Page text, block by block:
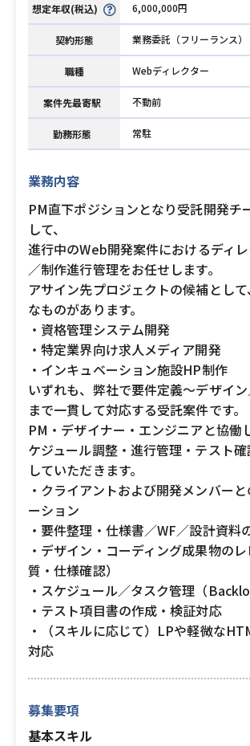
想定年収(税込) 6,000,000円
契約形態 業務委託（フリーランス）
職種 Webディレクター
案件先最寄駅 不動前
勤務形態 常駐
業務内容
PM直下ポジションとなり受託開発チ
して、
進行中のWeb開発案件におけるディ
／制作進行管理をお任せします。
アサイン先プロジェクトの候補とし
なものがあります。
・資格管理システム開発
・特定業界向け求人メディア開発
・インキュベーション施設HP制作
いずれも、弊社で要件定義～デザイ
まで一貫して対応する受託案件です。
PM・デザイナー・エンジニアと協働
ケジュール調整・進行管理・テスト
していただきます。
・クライアントおよび開発メンバー
ーション
・要件整理・仕様書／WF／設計資料
・デザイン・コーディング成果物の
質・仕様確認）
・スケジュール／タスク管理（
・テスト項目書の作成・検証対応
・（スキルに応じて）LPや軽微な
対応
募集要項
基本スキル